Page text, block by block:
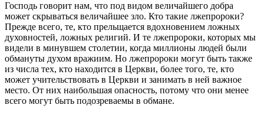
Господь говорит нам, что под видом величайшего добра
может скрываться величайшее зло. Кто такие лжепророки?
Прежде всего, те, кто прельщается вдохновением ложных
духовностей, ложных религий. И те лжепророки, которых мы
видели в минувшем столетии, когда миллионы людей были
обмануты духом вражиим. Но лжепророки могут быть также
из числа тех, кто находится в Церкви, более того, те, кто
может учительствовать в Церкви и занимать в ней важное
место. От них наибольшая опасность, потому что они менее
всего могут быть подозреваемы в обмане.